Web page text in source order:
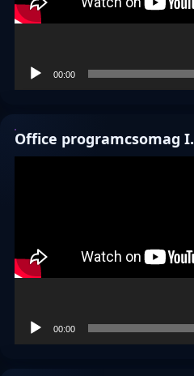
00:00
Office programcsomag I.
00:00